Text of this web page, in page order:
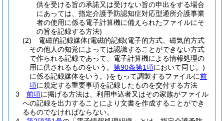
供を受ける旨の承諾又は受けない旨の申出をする場合
にあっては、指定介護予防認知症対応型通所介護事業
者の使用に係る電子計算機に備えられたファイルにそ
の旨を記録する方法)
(2)
電磁的記録媒体(電磁的記録(電子的方式、磁気的方式
その他人の知覚によっては認識することができない方式
で作られる記録であって、電子計算機による情報処理の
用に供されるものをいう。 第90条第1項において同じ。)
に係る記録媒体をいう。)をもって調製するファイルに前
項に規定する重要事項を記録したものを交付する方法
3
前項に掲げる方法は、利用申込者又はその家族がファイル
への記録を出力することにより文書を作成することができ
るものでなければならない。